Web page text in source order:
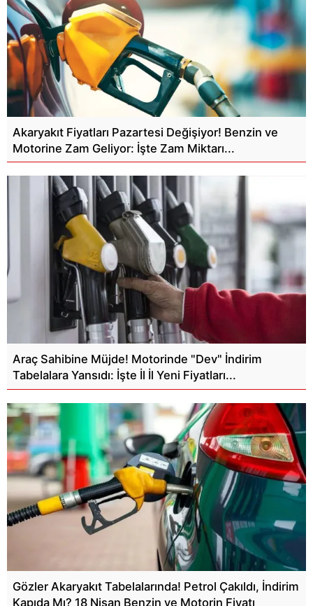
Akaryakıt Fiyatları Pazartesi Değişiyor! Benzin ve
Motorine Zam Geliyor: İşte Zam Miktarı...
Araç Sahibine Müjde! Motorinde "Dev" İndirim
Tabelalara Yansıdı: İşte İl İl Yeni Fiyatları...
Gözler Akaryakıt Tabelalarında! Petrol Çakıldı, İndirim
Kapıda Mı? 18 Nisan Benzin ve Motorin Fiyatı